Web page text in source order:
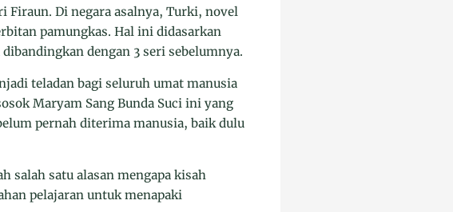
Firaun. Di negara asalnya, Turki, novel
pamungkas. Hal ini didasarkan
dengan 3 seri sebelumnya.
teladan bagi seluruh umat manusia
Maryam Sang Bunda Suci ini yang
pernah diterima manusia, baik dulu
salah satu alasan mengapa kisah
pelajaran untuk menapaki